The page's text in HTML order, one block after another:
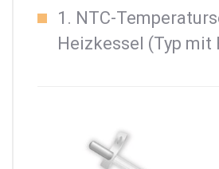
1. NTC-
Heizkessel (Typ mit